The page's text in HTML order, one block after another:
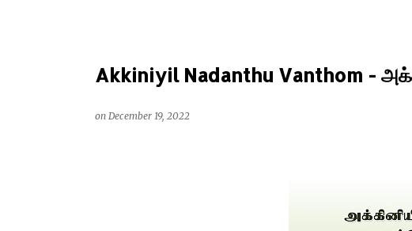
Akkiniyil Nadanthu Vanthom -
on December 19, 2022